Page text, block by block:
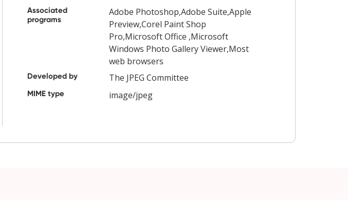
Associated
programs
Adobe Photoshop,Adobe Suite,Apple
Preview,Corel Paint Shop
Pro,Microsoft Office ,Microsoft
Windows Photo Gallery Viewer,Most
web browsers
Developed by The JPEG Committee
MIME type image/jpeg